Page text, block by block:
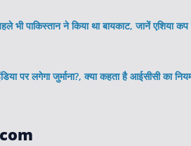
भी पाकिस्तान ने किया था बायकाट, जानें एशिया
पर लगेगा जुर्माना?, क्या कहता है आईसीसी का
com